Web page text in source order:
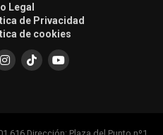
Legal
de Privacidad
de cookies